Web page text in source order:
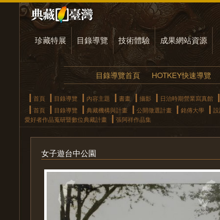
珍藏特展 目錄導覽 技術體驗 成果網站資源
目錄導覽首頁 HOTKEY快速導覽
首頁 目錄導覽 內容主題 書畫 攝影
日治時期營業寫真館
首頁
目錄導覽 典藏機構與計畫 公開徵選計畫 銘傳大學
愛好者作品蒐研暨數位典藏計畫
張阿祥作品集
女子遊台中公園